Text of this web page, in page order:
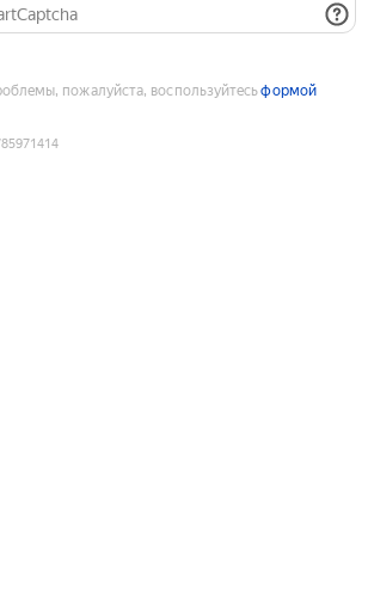
пожалуйста, воспользуйтесьформой